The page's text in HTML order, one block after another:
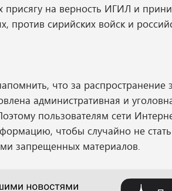
на верность ИГИЛ и
против сирийских войск и
что за распространение
административная и
пользователям сети
чтобы случайно не стать
запрещенных материалов.